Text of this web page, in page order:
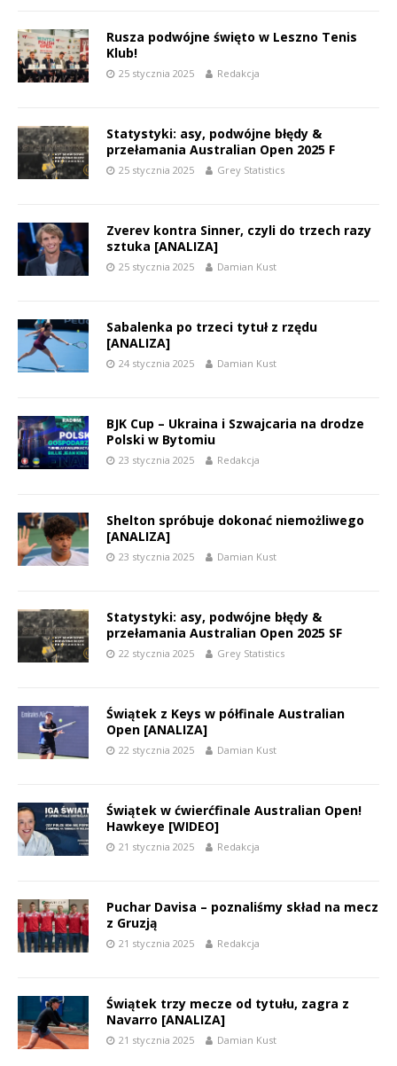
Rusza podwójne święto w Leszno Tenis
Klub!
25 stycznia 2025 Redakcja
Statystyki: asy, podwójne błędy &
przełamania Australian Open 2025 F
25 stycznia 2025 Grey Statistics
Zverev kontra Sinner, czyli do trzech razy
sztuka [ANALIZA]
25 stycznia 2025 Damian Kust
Sabalenka po trzeci tytuł z rzędu
[ANALIZA]
24 stycznia 2025 Damian Kust
BJK Cup – Ukraina i Szwajcaria na drodze
Polski w Bytomiu
23 stycznia 2025 Redakcja
Shelton spróbuje dokonać niemożliwego
[ANALIZA]
23 stycznia 2025 Damian Kust
Statystyki: asy, podwójne błędy &
przełamania Australian Open 2025 SF
22 stycznia 2025 Grey Statistics
Świątek z Keys w półfinale Australian
Open [ANALIZA]
22 stycznia 2025 Damian Kust
Świątek w ćwierćfinale Australian Open!
Hawkeye [WIDEO]
21 stycznia 2025 Redakcja
Puchar Davisa – poznaliśmy skład na mecz
z Gruzją
21 stycznia 2025 Redakcja
Świątek trzy mecze od tytułu, zagra z
Navarro [ANALIZA]
21 stycznia 2025 Damian Kust